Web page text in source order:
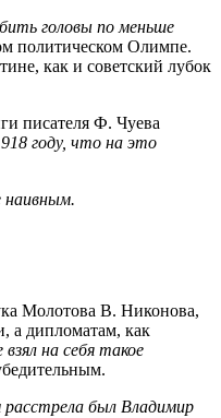
головы по меньше
политическом Олимпе.
как и советский лубок
писателя Ф. Чуева
году, что на это
Молотова В. Никонова,
а дипломатам, как
на себя такое
был Владимир